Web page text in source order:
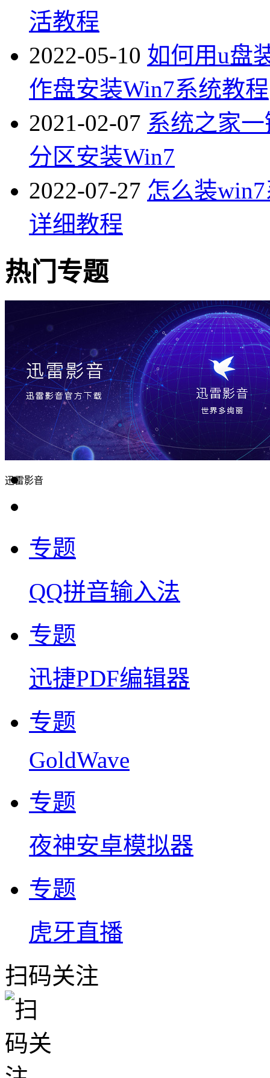
活教程
2022-05-10 如何用u盘
作盘安装Win7系统教程
2021-02-07 系统之家
分区安装Win7
2022-07-27 怎么装
详细教程
热门专题
迅雷影音
专题
QQ拼音输入法
专题
迅捷PDF编辑器
专题
GoldWave
专题
夜神安卓模拟器
专题
虎牙直播
扫码关注